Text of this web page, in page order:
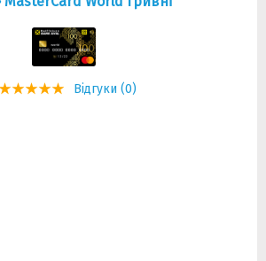
Відгуки (0)